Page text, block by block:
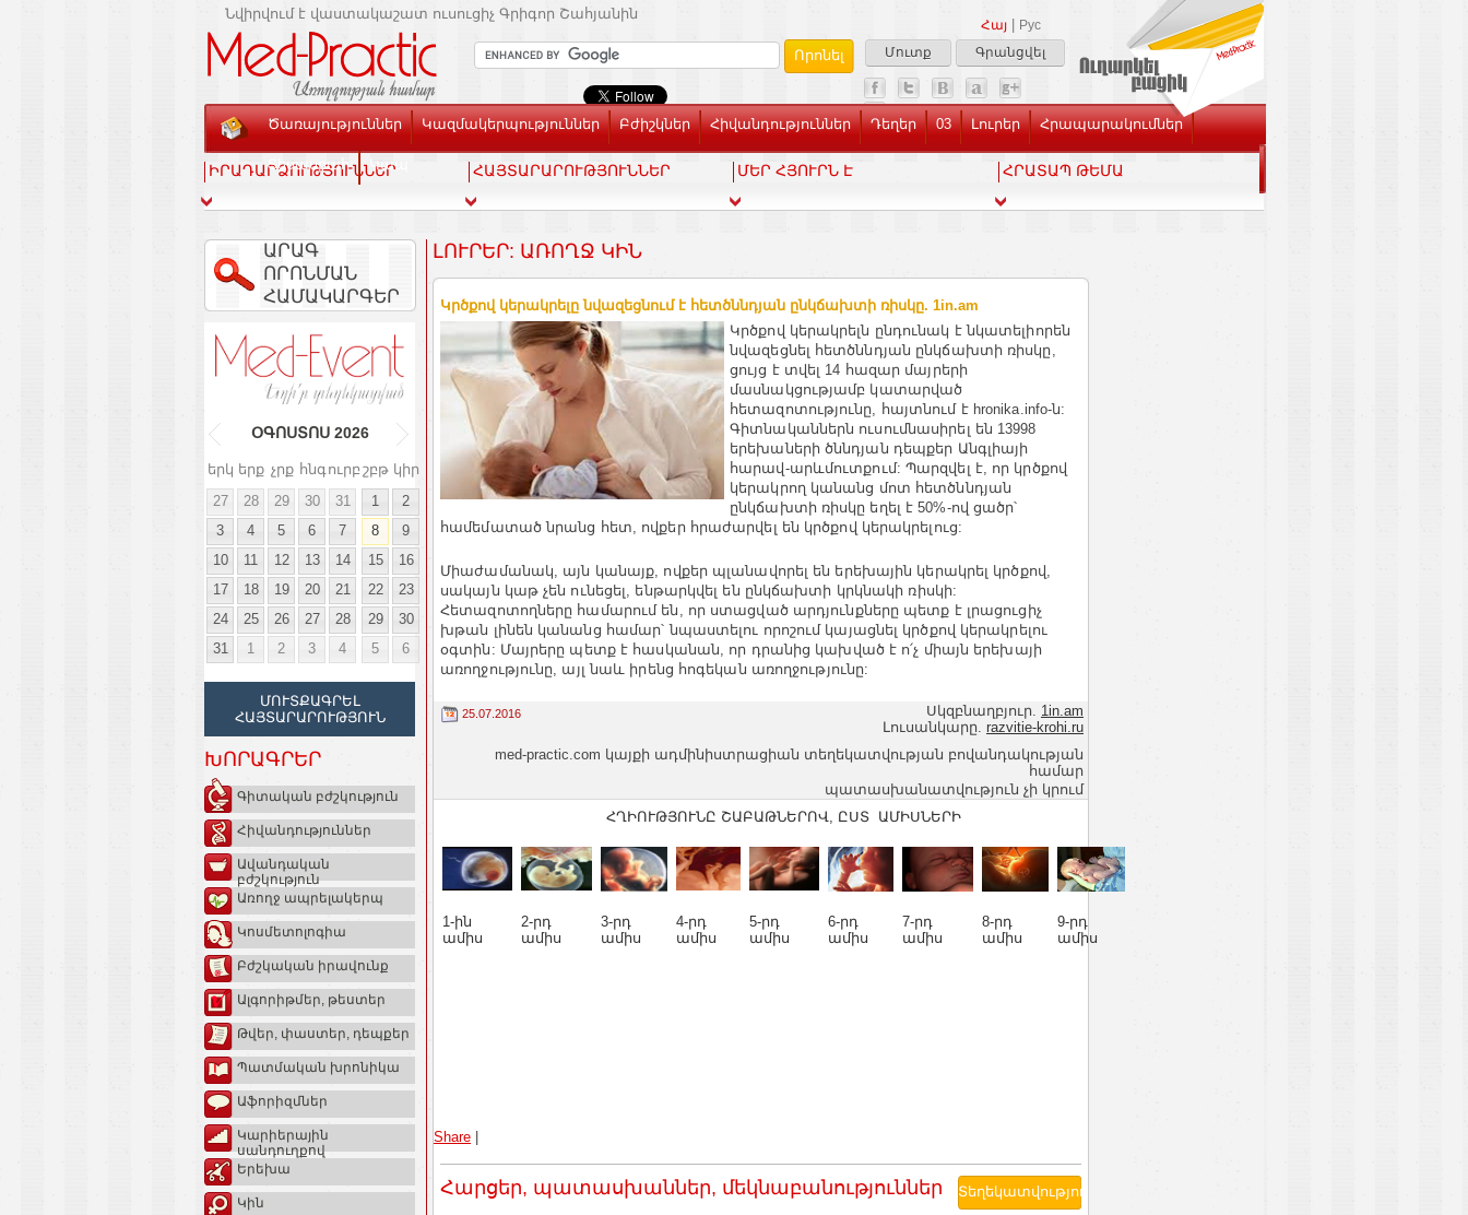
Հայ
Рус
Մուտք
Գրանցվել
Նվիրվում է վաստակաշատ ուսուցիչ Գրիգոր Շահյանին
Ծառայություններ Կազմակերպություններ Բժիշկներ Հիվանդություններ Դեղեր 03 Լուրեր Հրապարակումներ
Տեսասրահ Կապ
ԻՐԱԴԱՐՁՈՒԹՅՈՒՆՆԵՐ ՀԱՅՏԱՐԱՐՈՒԹՅՈՒՆՆԵՐ ՄԵՐ ՀՅՈՒՐՆ Է ՀՐԱՏԱՊ ԹԵՄԱ
ԱՐԱԳ
ՈՐՈՆՄԱՆ
ՀԱՄԱԿԱՐԳԵՐ
ՕԳՈՍՏՈՍ 2026
երկ երք չրք հնգուրբ շբթ կիր
27
28 29 30 31 1
2
3
4 5 6 7 8
9
10
11 12 13 14 15
16
17
18 19 20 21 22
23
24
25 26 27 28 29
30
31
1 2 3 4 5 6
ՄՈՒՏՔԱԳՐԵԼ
ՀԱՅՏԱՐԱՐՈՒԹՅՈՒՆ
ԽՈՐԱԳՐԵՐ
Գիտական բժշկություն
Հիվանդություններ
Ավանդական
բժշկություն
Առողջ ապրելակերպ
Կոսմետոլոգիա
Բժշկական իրավունք
Ալգորիթմեր, թեստեր
Թվեր, փաստեր, դեպքեր
Պատմական խրոնիկա
Աֆորիզմներ
Կարիերային
սանդուղքով
Երեխա
Կին
ԼՈՒՐԵՐ: ԱՌՈՂՋ ԿԻՆ
Կրծքով կերակրելը նվազեցնում է հետծննդյան ընկճախտի ռիսկը. 1in.am
Կրծքով կերակրելն ընդունակ է նկատելիորեն
նվազեցնել հետծննդյան ընկճախտի ռիսկը,
ցույց է տվել 14 հազար մայրերի
մասնակցությամբ կատարված
հետազոտությունը, հայտնում է hronika.info-ն:
Գիտնականներն ուսումնասիրել են 13998
երեխաների ծննդյան դեպքեր Անգլիայի
հարավ-արևմուտքում: Պարզվել է, որ կրծքով
կերակրող կանանց մոտ հետծննդյան
ընկճախտի ռիսկը եղել է 50%-ով ցածր՝
համեմատած նրանց հետ, ովքեր հրաժարվել են կրծքով կերակրելուց:
Միաժամանակ, այն կանայք, ովքեր պլանավորել են երեխային կերակրել կրծքով,
սակայն կաթ չեն ունեցել, ենթարկվել են ընկճախտի կրկնակի ռիսկի:
Հետազոտողները համարում են, որ ստացված արդյունքները պետք է լրացուցիչ
խթան լինեն կանանց համար՝ նպաստելու որոշում կայացնել կրծքով կերակրելու
օգտին: Մայրերը պետք է հասկանան, որ դրանից կախված է ո՛չ միայն երեխայի
առողջությունը, այլ նաև իրենց հոգեկան առողջությունը:
25.07.2016 Սկզբնաղբյուր. 1in.am
Լուսանկարը. razvitie-krohi.ru
med-practic.com կայքի ադմինիստրացիան տեղեկատվության բովանդակության
համար
պատասխանատվություն չի կրում
ՀՂԻՈՒԹՅՈՒՆԸ ՇԱԲԱԹՆԵՐՈՎ, ԸՍՏ ԱՄԻՍՆԵՐԻ
1-ին
ամիս
2-րդ
ամիս
3-րդ
ամիս
4-րդ
ամիս
5-րդ
ամիս
6-րդ
ամիս
7-րդ
ամիս
8-րդ
ամիս
9-րդ
ամիս
Share
Հարցեր, պատասխաններ, մեկնաբանություններ